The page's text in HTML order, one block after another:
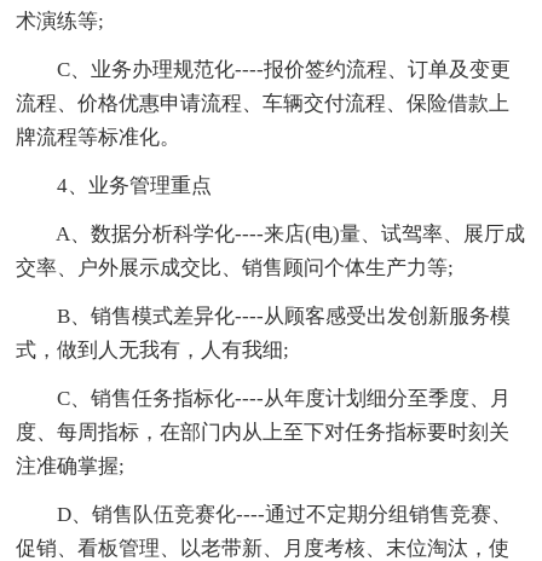
术演练等;
C、业务办理规范化----报价签约流程、订单及变更
流程、价格优惠申请流程、车辆交付流程、保险借款上
牌流程等标准化。
4、业务管理重点
A、数据分析科学化----来店(电)量、试驾率、展厅成
交率、户外展示成交比、销售顾问个体生产力等;
B、销售模式差异化----从顾客感受出发创新服务模
式，做到人无我有，人有我细;
C、销售任务指标化----从年度计划细分至季度、月
度、每周指标，在部门内从上至下对任务指标要时刻关
注准确掌握;
D、销售队伍竞赛化----通过不定期分组销售竞赛、
促销、看板管理、以老带新、月度考核、末位淘汰，使